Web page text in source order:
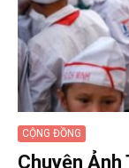
CỘNG ĐỒNG
Chuyện